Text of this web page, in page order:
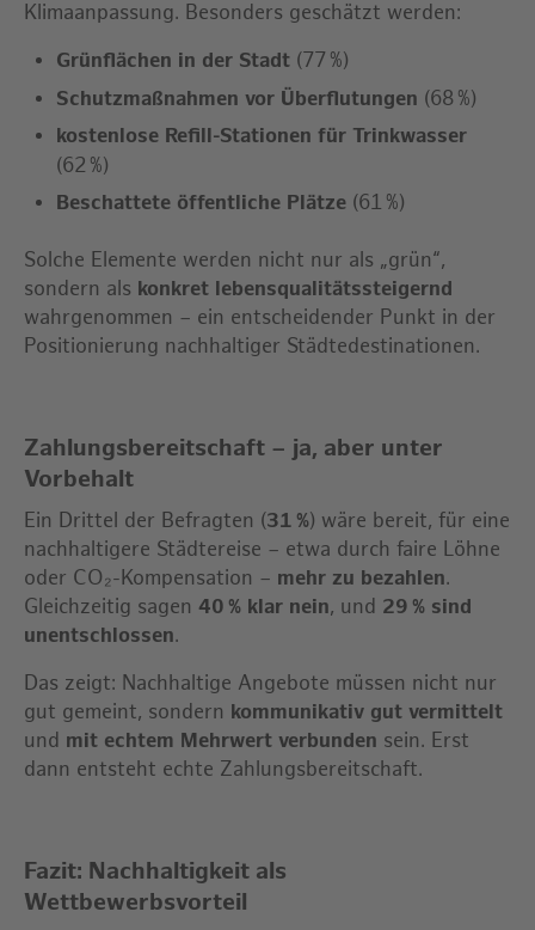
Klimaanpassung. Besonders geschätzt werden:
Grünflächen in der Stadt (77 %)
Schutzmaßnahmen vor Überflutungen (68 %)
kostenlose Refill-Stationen für Trinkwasser
(62 %)
Beschattete öffentliche Plätze (61 %)
Solche Elemente werden nicht nur als „grün“,
sondern als konkret lebensqualitätssteigernd
wahrgenommen – ein entscheidender Punkt in der
Positionierung nachhaltiger Städtedestinationen.
Zahlungsbereitschaft – ja, aber unter
Vorbehalt
Ein Drittel der Befragten (31 %) wäre bereit, für eine
nachhaltigere Städtereise – etwa durch faire Löhne
oder CO₂-Kompensation – mehr zu bezahlen.
Gleichzeitig sagen 40 % klar nein, und 29 % sind
unentschlossen.
Das zeigt: Nachhaltige Angebote müssen nicht nur
gut gemeint, sondern kommunikativ gut vermittelt
und mit echtem Mehrwert verbunden sein. Erst
dann entsteht echte Zahlungsbereitschaft.
Fazit: Nachhaltigkeit als
Wettbewerbsvorteil